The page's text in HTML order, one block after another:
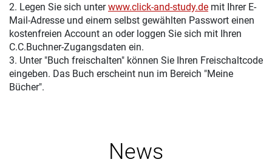
2. Legen Sie sich unterwww.click-and-study.de mit Ihrer E-
Mail-Adresse und einem selbst gewählten Passwort einen
kostenfreien Account an oder loggen Sie sich mit Ihren
C.C.Buchner-Zugangsdaten ein.
3. Unter "Buch freischalten" können Sie Ihren Freischaltcode
eingeben. Das Buch erscheint nun im Bereich "Meine
Bücher".
News